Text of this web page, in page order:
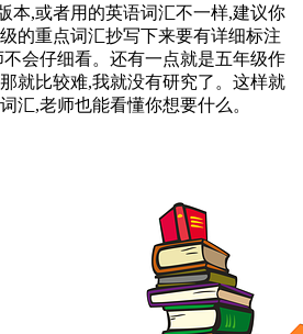
本,或者用的英语词汇不一样,建议你
的重点词汇抄写下来要有详细标注
会仔细看。还有一点就是五年级作
就比较难,我就没有研究了。这样就
汇,老师也能看懂你想要什么。